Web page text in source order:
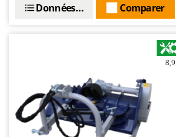
Comparer
Données techniques
8,9